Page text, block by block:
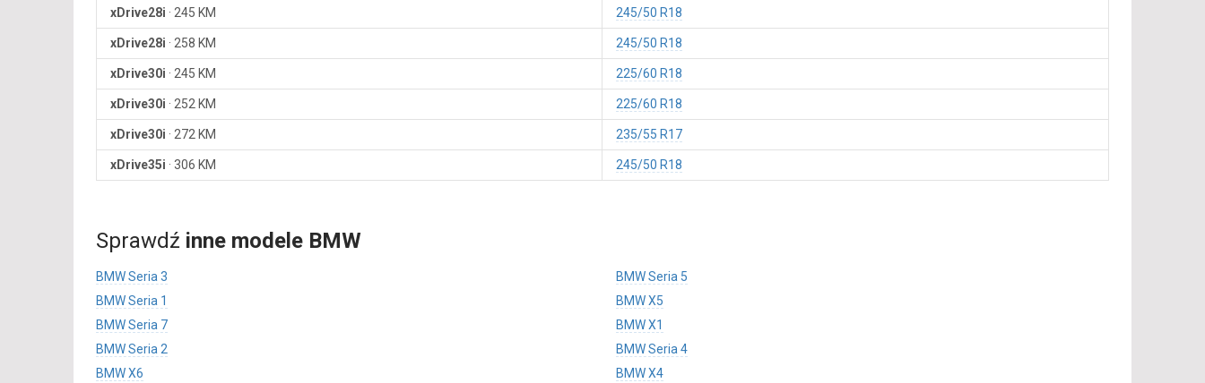
xDrive28i · 245 KM 245/50 R18
xDrive28i · 258 KM 245/50 R18
xDrive30i · 245 KM 225/60 R18
xDrive30i · 252 KM 225/60 R18
xDrive30i · 272 KM 235/55 R17
xDrive35i · 306 KM 245/50 R18
Sprawdź inne modele BMW
BMW Seria 3
BMW Seria 5
BMW Seria 1
BMW X5
BMW Seria 7
BMW X1
BMW Seria 2
BMW Seria 4
BMW X6
BMW X4